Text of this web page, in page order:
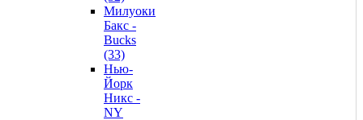
Милуоки
Бакс -
Bucks
(33)
Нью-
Йорк
Никс -
NY